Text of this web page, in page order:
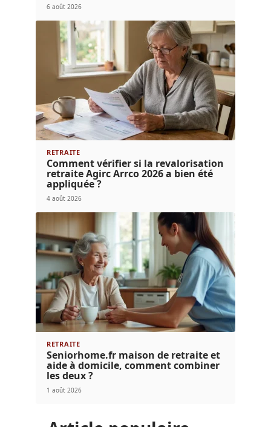
6 août 2026
RETRAITE
Comment vérifier si la revalorisation
retraite Agirc Arrco 2026 a bien été
appliquée ?
4 août 2026
RETRAITE
Seniorhome.fr maison de retraite et
aide à domicile, comment combiner
les deux ?
1 août 2026